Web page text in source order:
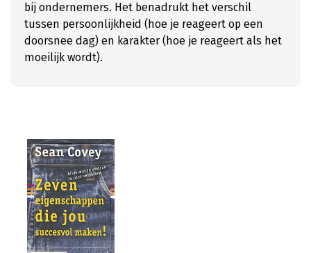
bij ondernemers. Het benadrukt het verschil
tussen persoonlijkheid (hoe je reageert op een
doorsnee dag) en karakter (hoe je reageert als het
moeilijk wordt).